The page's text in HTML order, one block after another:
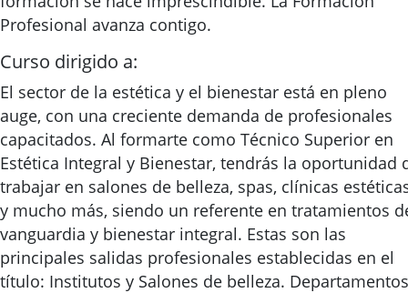
Profesional avanza contigo.
Curso dirigido a:
El sector de la estética y el bienestar está en pleno
auge, con una creciente demanda de profesionales
capacitados. Al formarte como Técnico Superior en
Estética Integral y Bienestar, tendrás la oportunidad
trabajar en salones de belleza, spas, clínicas
y mucho más, siendo un referente en tratamientos
vanguardia y bienestar integral. Estas son las
principales salidas profesionales establecidas en el
título: Institutos y Salones de belleza. Departamentos